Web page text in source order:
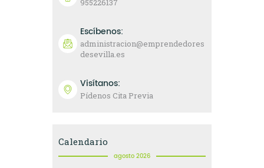
955226137
Escíbenos:
administracion@emprendedores
desevilla.es
Visítanos:
Pídenos Cita Previa
Calendario
agosto 2026